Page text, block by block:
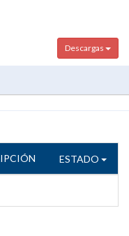
Descargas
ESTADO